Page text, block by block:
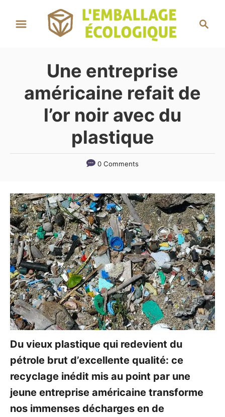
Une entreprise
américaine refait de
l’or noir avec du
plastique
0 Comments
Du vieux plastique qui redevient du
pétrole brut d’excellente qualité: ce
recyclage inédit mis au point par une
jeune entreprise américaine transforme
nos immenses décharges en de